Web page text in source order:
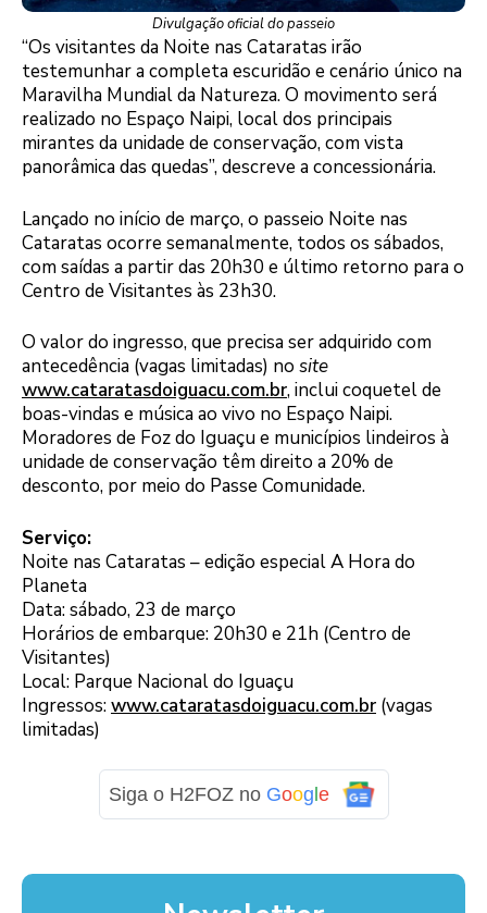
Divulgação oficial do passeio
“Os visitantes da Noite nas Cataratas irão
testemunhar a completa escuridão e cenário único na
Maravilha Mundial da Natureza. O movimento será
realizado no Espaço Naipi, local dos principais
mirantes da unidade de conservação, com vista
panorâmica das quedas”, descreve a concessionária.
Lançado no início de março, o passeio Noite nas
Cataratas ocorre semanalmente, todos os sábados,
com saídas a partir das 20h30 e último retorno para o
Centro de Visitantes às 23h30.
O valor do ingresso, que precisa ser adquirido com
antecedência (vagas limitadas) no site
www.cataratasdoiguacu.com.br, inclui coquetel de
boas-vindas e música ao vivo no Espaço Naipi.
Moradores de Foz do Iguaçu e municípios lindeiros à
unidade de conservação têm direito a 20% de
desconto, por meio do Passe Comunidade.
Serviço:
Noite nas Cataratas – edição especial A Hora do
Planeta
Data: sábado, 23 de março
Horários de embarque: 20h30 e 21h (Centro de
Visitantes)
Local: Parque Nacional do Iguaçu
Ingressos:www.cataratasdoiguacu.com.br (vagas
limitadas)
Siga o H2FOZ no Goog e